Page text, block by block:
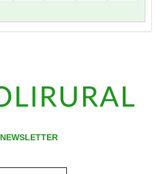
NEWSLETTER